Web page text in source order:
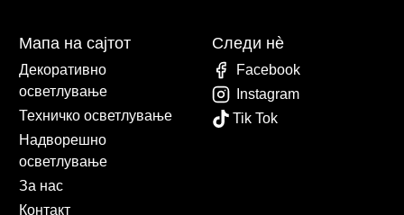
Мапа на сајтот
Декоративно
осветлување
Техничко осветлување
Надворешно
осветлување
За нас
Контакт
Следи нè
Facebook
Instagram
Tik Tok